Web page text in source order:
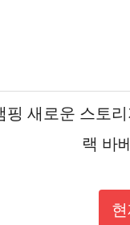
핑 새로운 스토
랙 바